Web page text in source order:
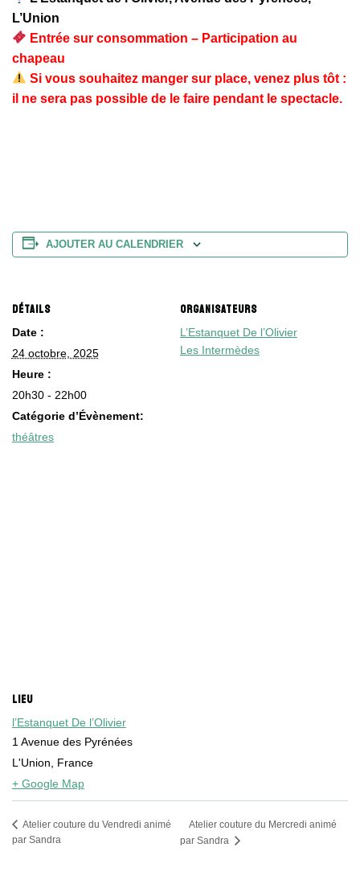
L’Union
Entrée sur consommation – Participation au
chapeau
Si vous souhaitez manger sur place, venez plus tôt :
il ne sera pas possible de le faire pendant le spectacle.
AJOUTER AU CALENDRIER
DÉTAILS
Date :
24 octobre, 2025
Heure :
20h30 - 22h00
Catégorie d’Évènement:
théâtres
ORGANISATEURS
L’Estanquet De l’Olivier
Les Intermèdes
LIEU
l’Estanquet De l’Olivier
1 Avenue des Pyrénées
L'Union
France
+ Google Map
Atelier couture du Vendredi animé
par Sandra
Atelier couture du Mercredi animé
par Sandra